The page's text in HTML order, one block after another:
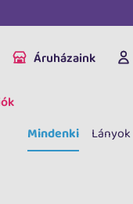
Áruházaink
Mindenki
Lányok